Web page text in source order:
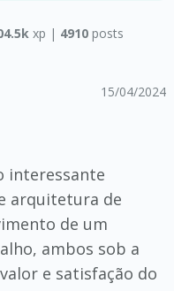
xp | 4910posts
15/04/2024
interessante
arquitetura de
de um
ambos sob a
e satisfação do